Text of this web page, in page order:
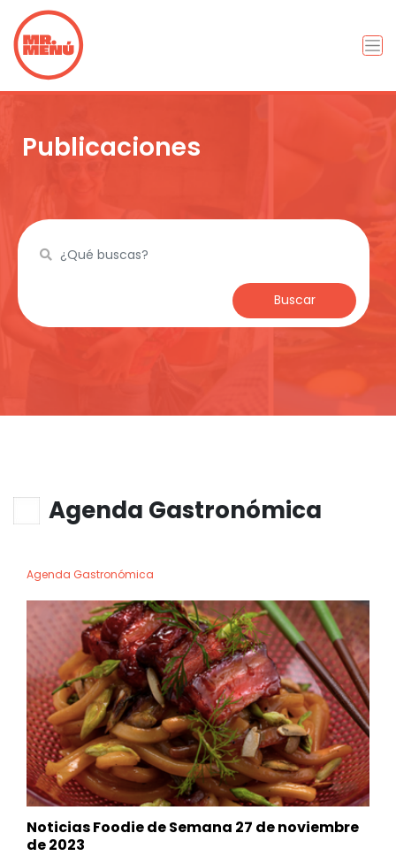
Publicaciones
Buscar
Agenda Gastronómica
Agenda Gastronómica
Noticias Foodie de Semana 27 de noviembre
de 2023